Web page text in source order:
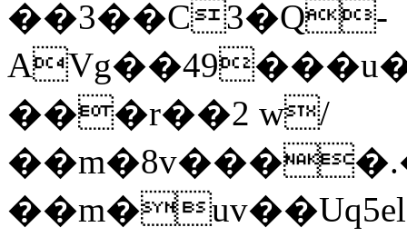
��3��C3�Q-
���r��2 w/